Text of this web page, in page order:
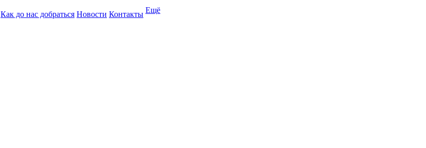
Как до нас добраться Новости Контакты Ещё